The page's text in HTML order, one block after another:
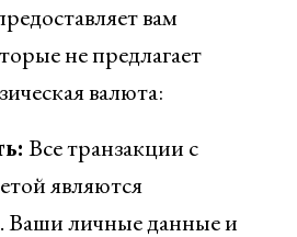
вам
не предлагает
валюта:
Все транзакции с
являются
личные данные и